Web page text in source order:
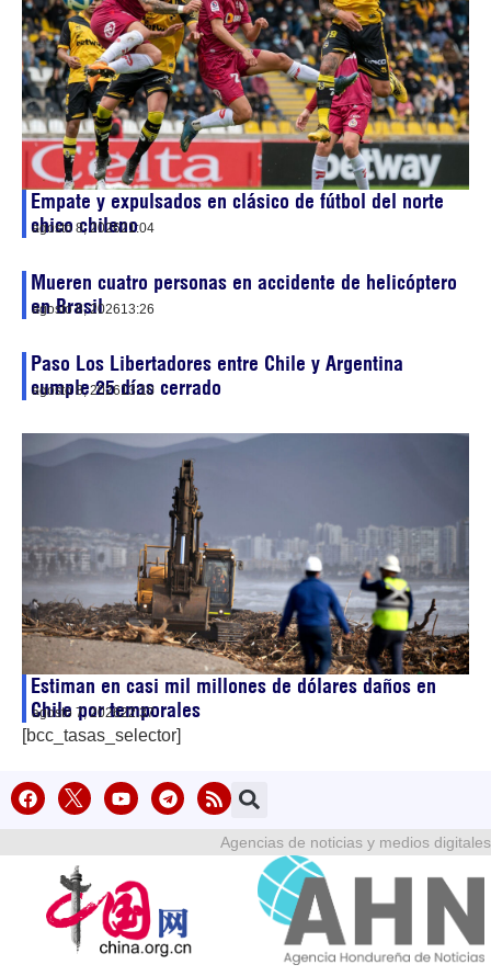
Empate y expulsados en clásico de fútbol del norte
chico chileno
agosto 8, 202621:04
Mueren cuatro personas en accidente de helicóptero
en Brasil
agosto 8, 202613:26
Paso Los Libertadores entre Chile y Argentina
cumple 25 días cerrado
agosto 8, 202613:10
Estiman en casi mil millones de dólares daños en
Chile por temporales
agosto 7, 202622:37
[bcc_tasas_selector]
Agencias de noticias y medios digitales